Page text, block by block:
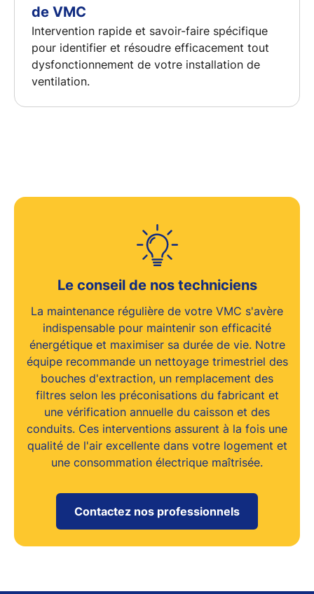
de VMC
Intervention rapide et savoir-faire spécifique
pour identifier et résoudre efficacement tout
dysfonctionnement de votre installation de
ventilation.
Le conseil de nos techniciens
La maintenance régulière de votre VMC s'avère
indispensable pour maintenir son efficacité
énergétique et maximiser sa durée de vie. Notre
équipe recommande un nettoyage trimestriel des
bouches d'extraction, un remplacement des
filtres selon les préconisations du fabricant et
une vérification annuelle du caisson et des
conduits. Ces interventions assurent à la fois une
qualité de l'air excellentedans votre logement et
une consommation électrique maîtrisée.
Contactez nos professionnels